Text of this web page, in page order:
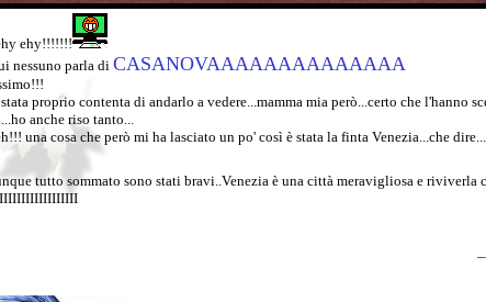
ehy!!!!!!!
nessuno parla diCASANOVAAAAAAAAAAAAAA
proprio contenta di andarlo a vedere...mamma mia però...certo che
anche riso tanto...
una cosa che però mi ha lasciato un po' così è stata la finta Venezia...che
tutto sommato sono stati bravi..Venezia è una città meravigliosa e riviverla